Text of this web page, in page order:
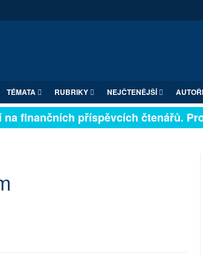
TÉMATA RUBRIKY NEJČTENĚJŠÍ AUTOŘI
finančních příspěvcích čtenářů.